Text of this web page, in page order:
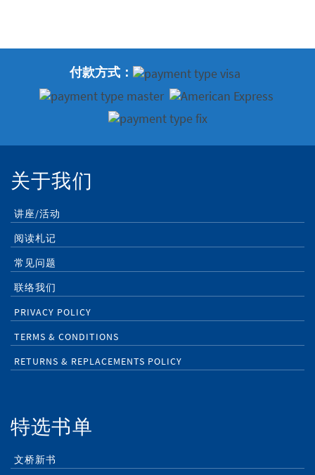
付款方式：
关于我们
讲座/活动
阅读札记
常见问题
联络我们
PRIVACY POLICY
TERMS & CONDITIONS
RETURNS & REPLACEMENTS POLICY
特选书单
文桥新书